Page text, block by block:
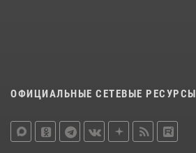
ОФИЦИАЛЬНЫЕ СЕТЕВЫЕ РЕСУРСЫ